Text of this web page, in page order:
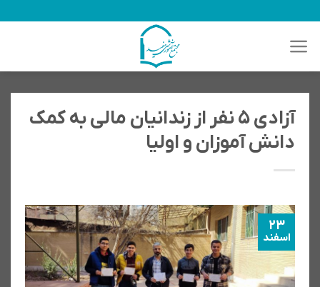
محتوا
آزادی ۵ نفر از زندانیان مالی به کمک
دانش آموزان و اولیا
23
اسفند